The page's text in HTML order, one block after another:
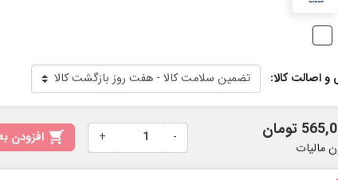
و اصالت کالا:
تومان
مالیات
-
+
